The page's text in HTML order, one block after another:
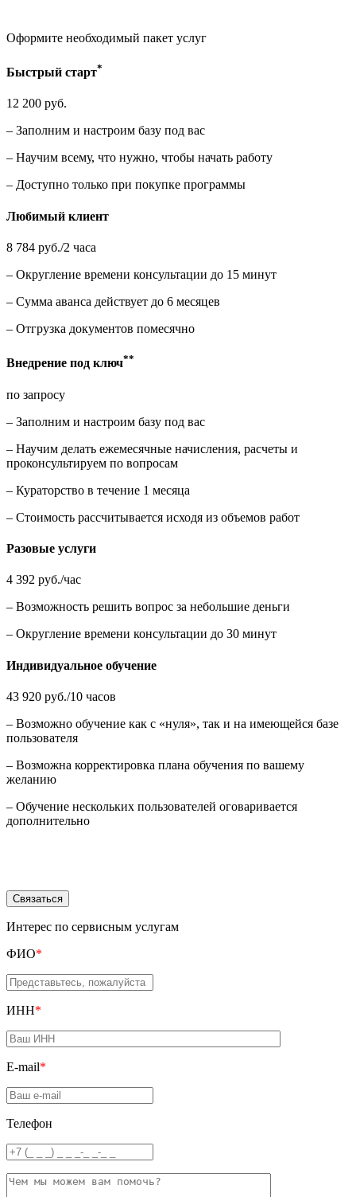
Оформите необходимый пакет услуг
Быстрый старт*
12 200 руб.
– Заполним и настроим базу под вас
– Научим всему, что нужно, чтобы начать работу
– Доступно только при покупке программы
Любимый клиент
8 784 руб./2 часа
– Округление времени консультации до 15 минут
– Сумма аванса действует до 6 месяцев
– Отгрузка документов помесячно
Внедрение под ключ**
по запросу
– Заполним и настроим базу под вас
– Научим делать ежемесячные начисления, расчеты и
проконсультируем по вопросам
– Кураторство в течение 1 месяца
– Стоимость рассчитывается исходя из объемов работ
Разовые услуги
4 392 руб./час
– Возможность решить вопрос за небольшие деньги
– Округление времени консультации до 30 минут
Индивидуальное обучение
43 920 руб./10 часов
– Возможно обучение как с «нуля», так и на имеющейся базе
пользователя
– Возможна корректировка плана обучения по вашему
желанию
– Обучение нескольких пользователей оговаривается
дополнительно
Связаться
Интерес по сервисным услугам
ФИО*
ИНН*
E-mail*
Телефон